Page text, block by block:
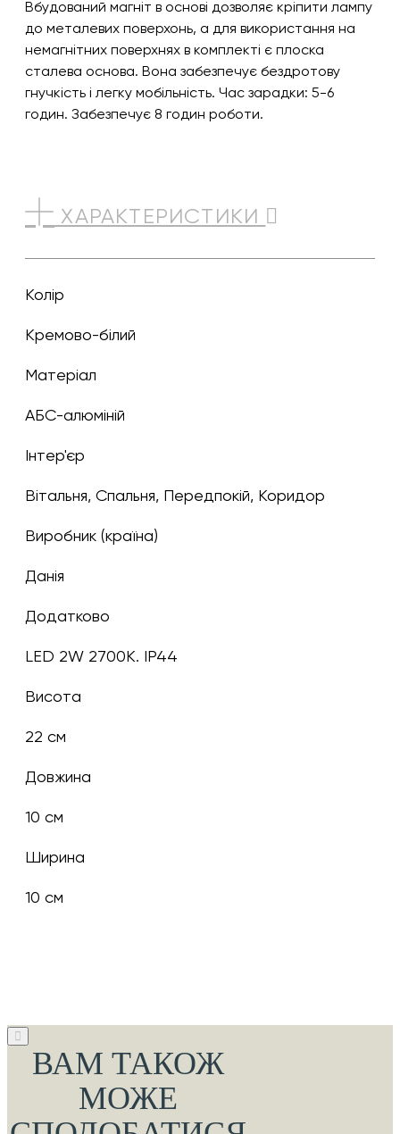
Вбудований магніт в основі дозволяє кріпити лампу
до металевих поверхонь, а для використання на
немагнітних поверхнях в комплекті є плоска
сталева основа. Вона забезпечує бездротову
гнучкість і легку мобільність. Час зарадки: 5-6
годин. Забезпечує 8 годин роботи.
ХАРАКТЕРИСТИКИ
Колір
кремово-білий
Матеріал
АБС-алюміній
Інтер'єр
Вітальня, Спальня, Передпокій, Коридор
Виробник (країна)
Данія
Додатково
LED 2W 2700K. IP44
Висота
22 см
Довжина
10 см
Ширина
10 см
ВАМ ТАКОЖ
МОЖЕ